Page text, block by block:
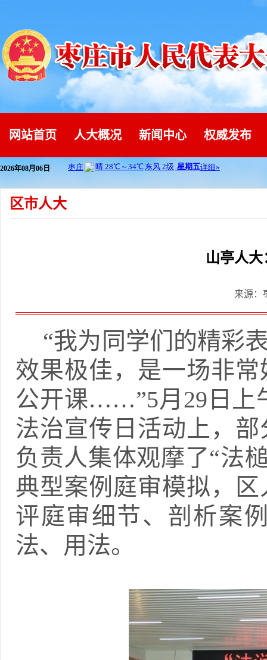
网站首页 人大概况 新闻中心 权威发布
2026年08月06日
区市人大
山亭人
来源：
“我为同学们的精彩
效果极佳，是一场非
公开课……”5月29日上
法治宣传日活动上，
负责人集体观摩了“法
典型案例庭审模拟，
评庭审细节、剖析案
法、用法。